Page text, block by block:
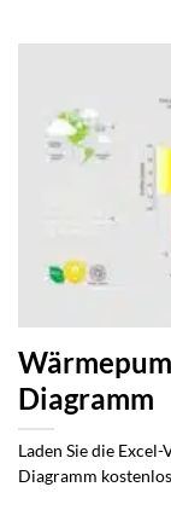
Diagramm
Laden Sie die
Diagramm